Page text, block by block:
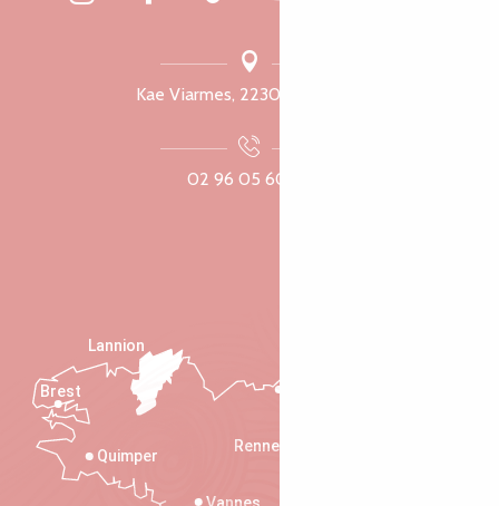
Kae Viarmes, 22300 Lannuon
02 96 05 60 70
Rennes
Quimper
Lannion
Brest